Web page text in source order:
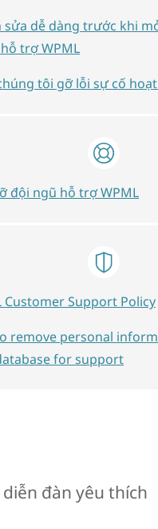
diễn đàn yêu thích
sửa dễ dàng trước khi
trợ WPML
tôi gỡ lỗi sự cố
đội ngũ hỗ trợ WPML
Customer Support Policy
remove personal
for support